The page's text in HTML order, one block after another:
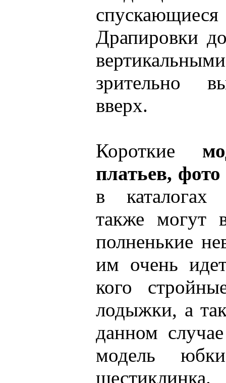
Драпировки
зрительно
вверх.
Короткие
платьев, фото
в каталогах
также могут
полненькие
им очень
кого
лодыжки, а
данном
модель
шестиклинка.